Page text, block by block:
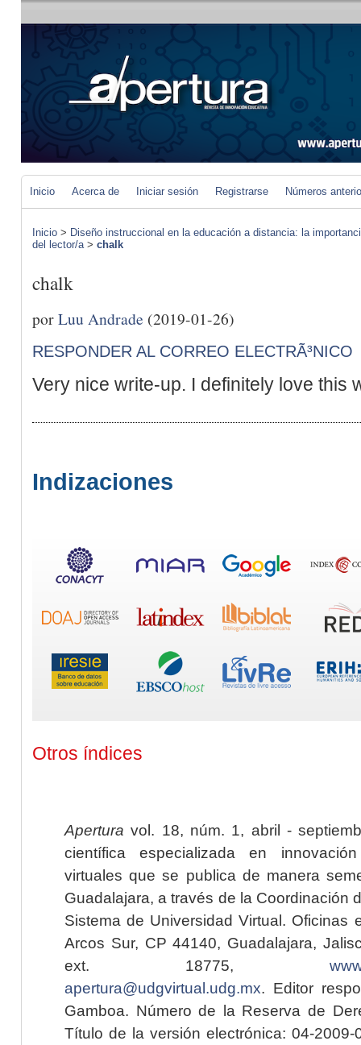
Inicio Acerca de Iniciar sesión Registrarse Números
Inicio > Diseño instruccional en la educación a distancia: la
del lector/a> chalk
chalk
porLuu Andrade (2019-01-26)
RESPONDER AL CORREO ELECTRÃ³NICO
Very nice write-up. I definitely love this
Indizaciones
Otros índices
Apertura vol. 18, núm. 1, abril -
científica especializada en
virtuales que se publica de manera
Guadalajara, a través de la Coordinación
Sistema de Universidad Virtual. Oficinas
Arcos Sur, CP 44140, Guadalajara,
ext. 18775,
apertura@udgvirtual.udg.mx. Editor
Gamboa. Número de la Reserva de
Título de la versión electrónica: 04-2009-